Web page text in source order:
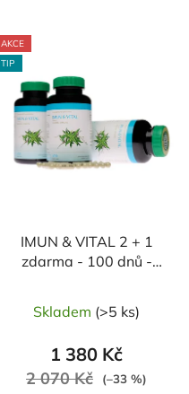
AKCE
TIP
IMUN & VITAL 2 + 1
zdarma - 100 dnů -
Skladem (>5 ks)
1 380 Kč
2 070 Kč (–33 %)